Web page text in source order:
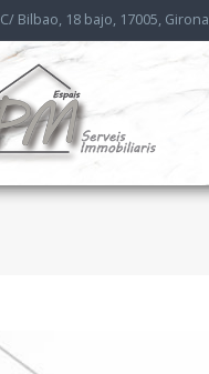
C/ Bilbao, 18 bajo, 17005, Girona